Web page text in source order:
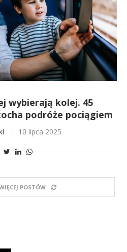
wybierają kolej. 45
podróże pociągiem
10 lipca 2025
POSTÓW